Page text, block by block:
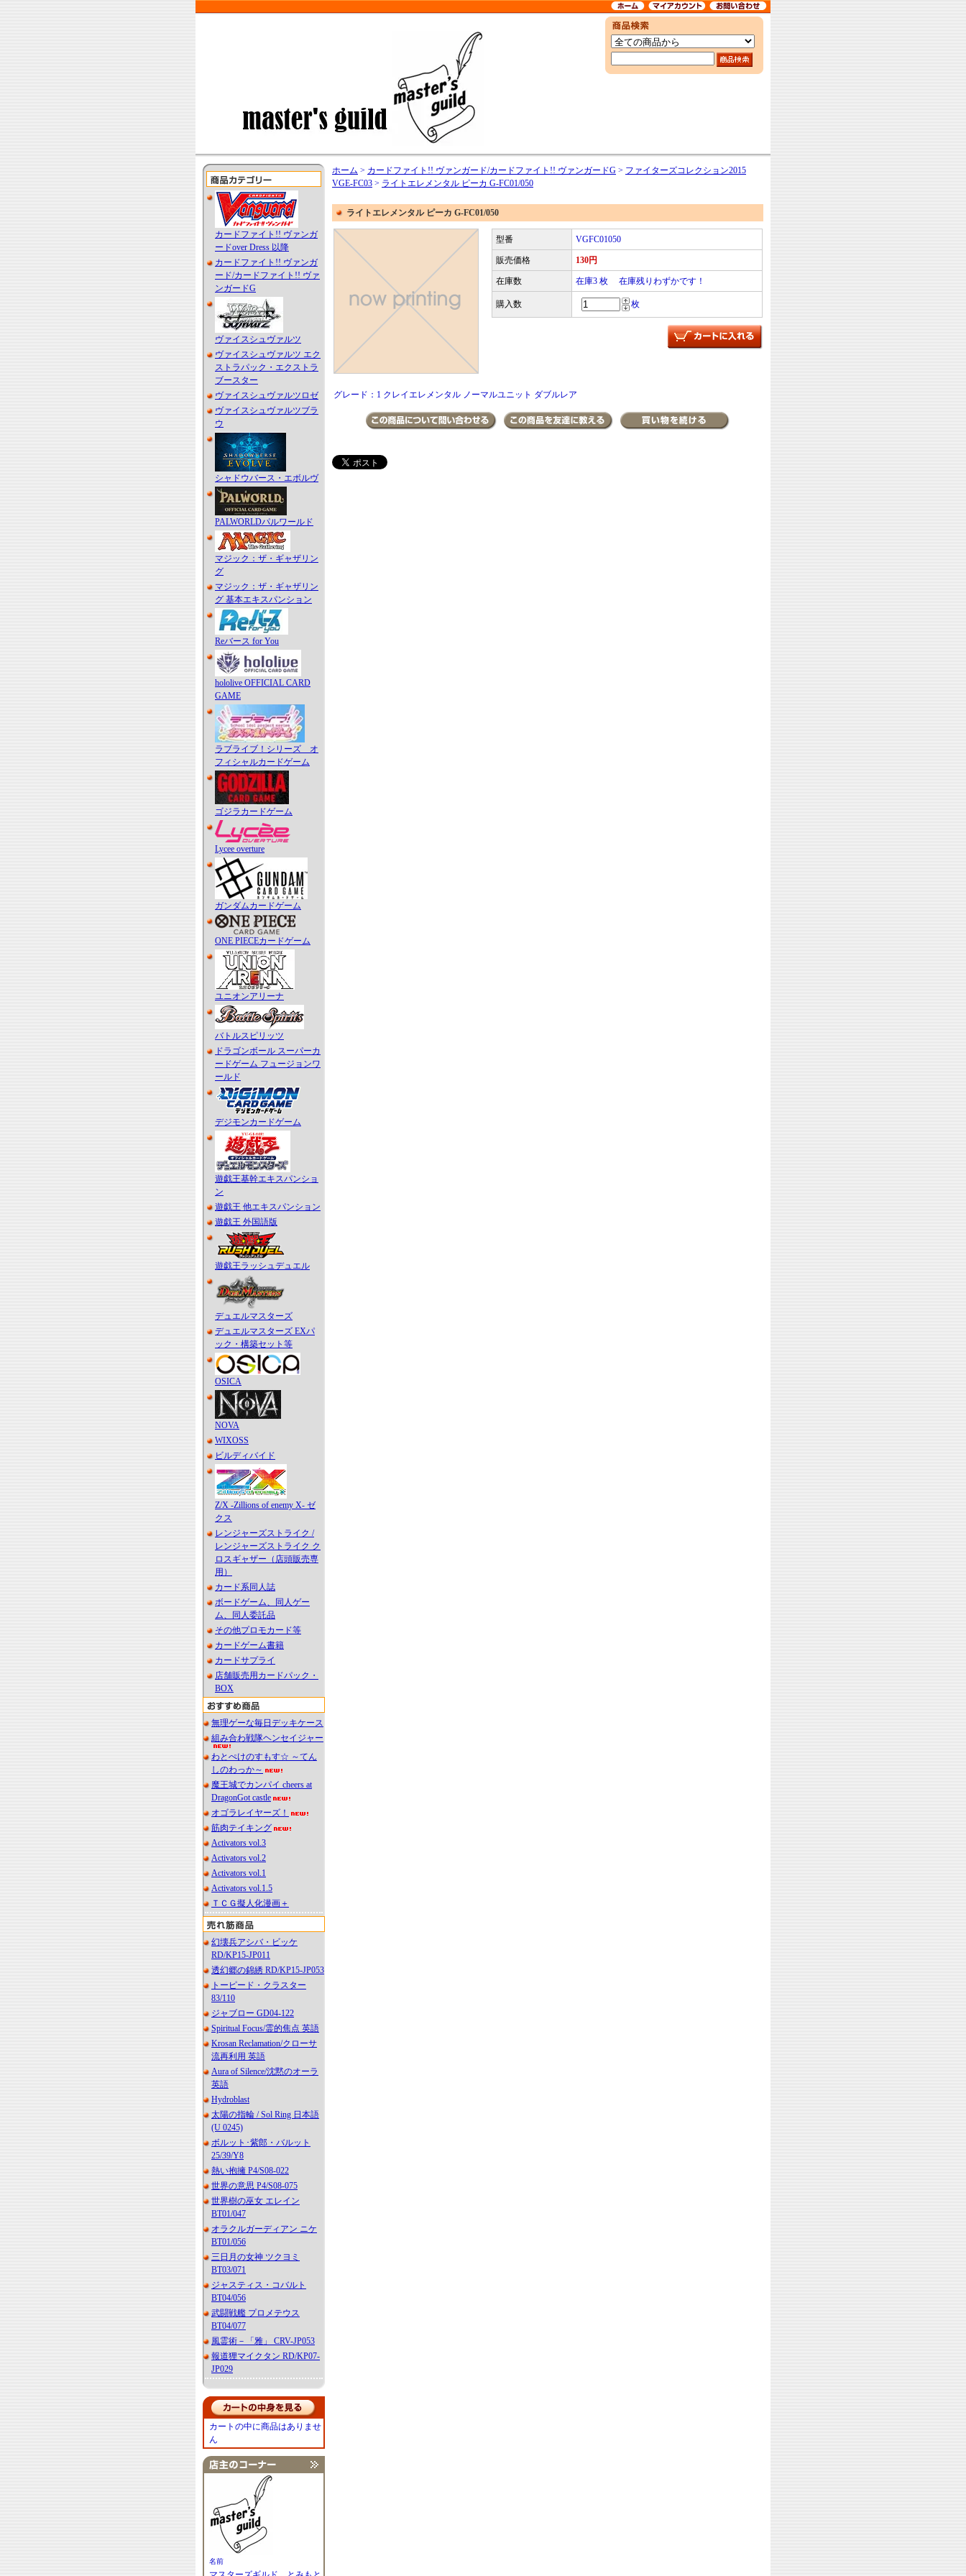
カードファイト!! ヴァンガ
ードover Dress 以降
カードファイト!! ヴァンガ
ード/カードファイト!! ヴァ
ンガードG
ヴァイスシュヴァルツ
ヴァイスシュヴァルツ エク
ストラパック・エクストラ
ブースター
ヴァイスシュヴァルツロゼ
ヴァイスシュヴァルツブラ
ウ
シャドウバース・エボルヴ
PALWORLDパルワールド
マジック：ザ・ギャザリン
グ
マジック：ザ・ギャザリン
グ 基本エキスパンション
Reバース for You
hololive OFFICIAL CARD
GAME
ラブライブ！シリーズ オ
フィシャルカードゲーム
ゴジラカードゲーム
Lycee overture
ガンダムカードゲーム
ONE PIECEカードゲーム
ユニオンアリーナ
バトルスピリッツ
ドラゴンボール スーパーカ
ードゲーム フュージョンワ
ールド
デジモンカードゲーム
遊戯王基幹エキスパンショ
ン
遊戯王 他エキスパンション
遊戯王 外国語版
遊戯王ラッシュデュエル
デュエルマスターズ
デュエルマスターズ EXパ
ック・構築セット等
OSICA
NOVA
WIXOSS
ビルディバイド
Z/X -Zillions of enemy X- ゼ
クス
レンジャーズストライク /
レンジャーズストライク ク
ロスギャザー（店頭販売専
用）
カード系同人誌
ボードゲーム、同人ゲー
ム、同人委託品
その他プロモカード等
カードゲーム書籍
カードサプライ
店舗販売用カードパック・
BOX
無理ゲーな毎日デッキケース
組み合わ戦隊ヘンセイジャー
わとぺけのすもす☆ ～てん
しのわっか～
魔王城でカンパイ cheers at
DragonGot castle
オゴラレイヤーズ！
筋肉テイキング
Activators vol.3
Activators vol.2
Activators vol.1
Activators vol.1.5
ＴＣＧ擬人化漫画＋
幻壊兵アシバ・ビッケ
RD/KP15-JP011
透幻郷の錦綉 RD/KP15-JP053
トーピード・クラスター
83/110
ジャブロー GD04-122
Spiritual Focus/霊的焦点 英語
Krosan Reclamation/クローサ
流再利用 英語
Aura of Silence/沈黙のオーラ
英語
Hydroblast
太陽の指輪 / Sol Ring 日本語
(U 0245)
ボルット･紫郎・バルット
25/39/Y8
熱い抱擁 P4/S08-022
世界の意思 P4/S08-075
世界樹の巫女 エレイン
BT01/047
オラクルガーディアン ニケ
BT01/056
三日月の女神 ツクヨミ
BT03/071
ジャスティス・コバルト
BT04/056
武闘戦艦 プロメテウス
BT04/077
風霊術－「雅」 CRV-JP053
報道狸マイクタン RD/KP07-
JP029
カートの中に商品はありませ
ん
名前
ホーム > カードファイト!! ヴァンガード/カードファイト!! ヴァンガードG > ファイターズコレクション2015
VGE-FC03 > ライトエレメンタル ピーカ G-FC01/050
ライトエレメンタル ピーカ G-FC01/050
型番 VGFC01050
販売価格 130円
在庫数 在庫3 枚 在庫残りわずかです！
購入数 枚
グレード：1 クレイエレメンタル ノーマルユニット ダブルレア